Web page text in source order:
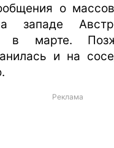
о
западе
в марте.
и на
Реклама